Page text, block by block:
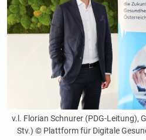
v.l. Florian Schnurer (PDG-Leitung),
Stv.) © Plattform für Digitale